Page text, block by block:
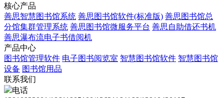
核心产品
善思智慧图书馆系统 善思图书馆软件(标准版) 善思图书馆总
分馆集群管理系统 善思图书馆微服务平台 善思自助借还书机
善思瀑布流电子书借阅机
产品中心
图书馆管理软件 电子图书阅览室 智慧图书馆软件 智慧图书馆
设备 图书馆用品
联系我们
电话